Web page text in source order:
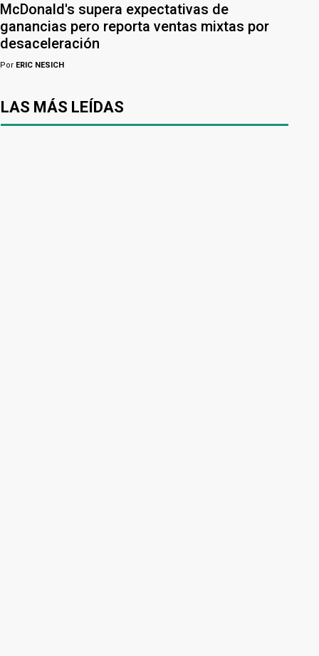
McDonald's supera expectativas de
ganancias pero reporta ventas mixtas por
desaceleración
Por ERIC NESICH
LAS MÁS LEÍDAS